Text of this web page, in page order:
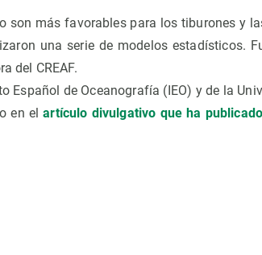
son más favorables para los tiburones y
una serie de modelos estadísticos.
del CREAF.
de Oceanografía (IEO) y de la
en elartículo divulgativo que ha